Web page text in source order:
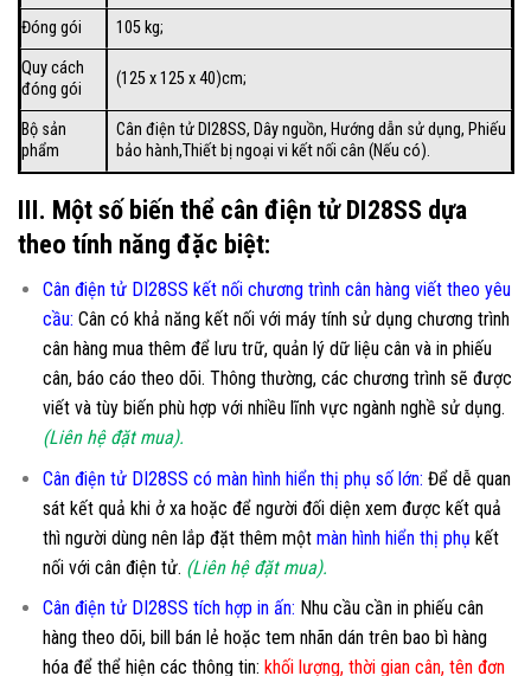
Đóng gói
105 kg;
Quy cách
đóng gói
(125 x 125 x 40)cm;
Bộ sản
phẩm
Cân điện tử DI28SS, Dây nguồn, Hướng dẫn sử dụng, Phiếu
bảo hành,Thiết bị ngoại vi kết nối cân (Nếu có).
III. Một số biến thể cân điện tử DI28SS dựa
theo tính năng đặc biệt:
Cân điện tử DI28SS kết nối chương trình cân hàng viết theo yêu
cầu: Cân có khả năng kết nối với máy tính sử dụng chương trình
cân hàng mua thêm để lưu trữ, quản lý dữ liệu cân và in phiếu
cân, báo cáo theo dõi. Thông thường, các chương trình sẽ được
viết và tùy biến phù hợp với nhiều lĩnh vực ngành nghề sử dụng.
(Liên hệ đặt mua).
Cân điện tử DI28SS có màn hình hiển thị phụ số lớn: Để dễ quan
sát kết quả khi ở xa hoặc để người đối diện xem được kết quả
thì người dùng nên lắp đặt thêm một màn hình hiển thị phụ kết
nối với cân điện tử. (Liên hệ đặt mua).
Cân điện tử DI28SS tích hợp in ấn: Nhu cầu cần in phiếu cân
hàng theo dõi, bill bán lẻ hoặc tem nhãn dán trên bao bì hàng
hóa để thể hiện các thông tin: khối lượng, thời gian cân, tên đơn